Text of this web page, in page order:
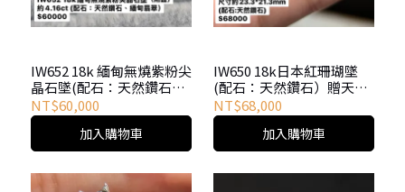
IW652 18k 緬甸無燒紫粉尖
晶石墜(配石：天然鑽石、
緬甸翡翠）附台大證書、
贈天然岫玉戒指
NT$60,000
加入購物車
IW650 18k日本紅珊瑚墜
(配石：天然鑽石）贈天然
岫玉戒指
NT$68,000
加入購物車